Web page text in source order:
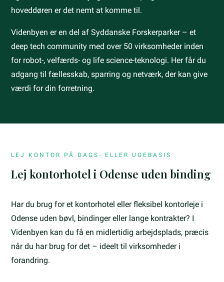
hoveddøren er det nemt at komme til.
Videnbyen er en del af Syddanske Forskerparker – et
deep tech community med over 50 virksomheder inden
for robot-, velfærds- og life science-teknologi. Her får du
adgang til fællesskab, sparring og netværk, der kan give
værdi for din forretning.
LEJ KONTOR PÅ DAGS- ELLER UGEBASIS
Lej kontorhotel i Odense uden binding
Har du brug for et kontorhotel eller fleksibel kontorleje i
Odense uden bøvl, bindinger eller lange kontrakter? I
Videnbyen kan du få en midlertidig arbejdsplads, præcis
når du har brug for det – ideelt til virksomheder i
forandring.